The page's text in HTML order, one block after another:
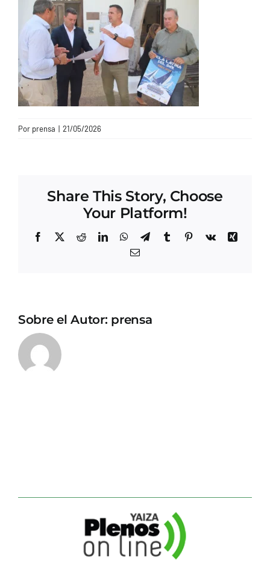
CONTACTO
Por prensa | 21/05/2026
Share This Story, Choose
Your Platform!
Facebook
X RedditLinkedInWhatsApp
TelegramTumblrPinterest
Vk
Xing
Correo
Sobre el Autor: prensa